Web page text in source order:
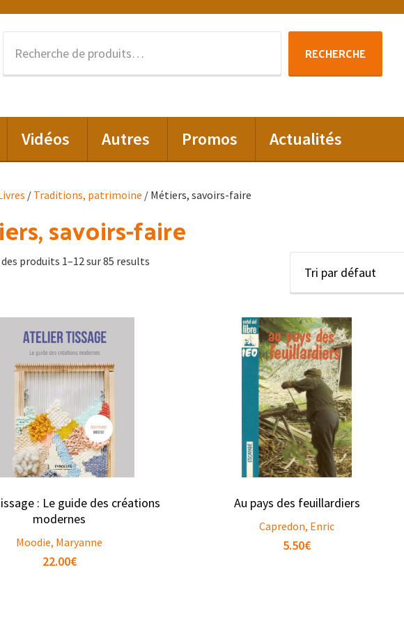
RECHERCHE
Vidéos Autres Promos Actualités
/ Traditions, patrimoine / Métiers, savoirs-faire
savoirs-faire
produits 1–12 sur 85 results
: Le guide des créations
modernes
Moodie, Maryanne
22.00€
Au pays des feuillardiers
Capredon, Enric
5.50€